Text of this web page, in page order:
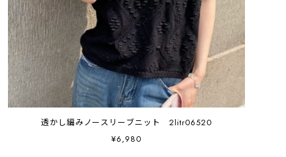
透かし編みノースリーブニット 2litr06520
¥6,980